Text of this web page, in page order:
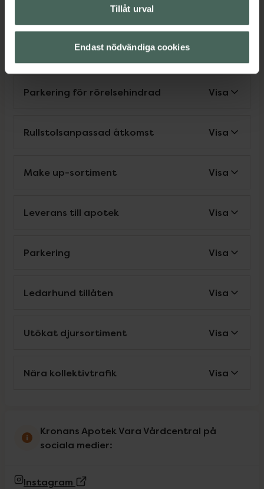
Tillåt urval
Endast nödvändiga cookies
Nära vårdcentral
Parkering för rörelsehindrad Visa
Rullstolsanpassad åtkomst Visa
Make up-sortiment Visa
Leverans till apotek Visa
Parkering Visa
Ledarhund tillåten Visa
Utökat djursortiment Visa
Nära kollektivtrafik Visa
Kronans Apotek Vara Vårdcentral på
sociala medier:
Instagram